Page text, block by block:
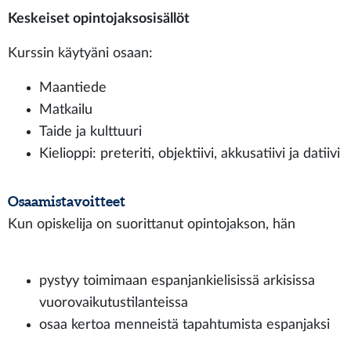
Keskeiset opintojaksosisällöt
Kurssin käytyäni osaan:
Maantiede
Matkailu
Taide ja kulttuuri
Kielioppi: preteriti, objektiivi, akkusatiivi ja datiivi
Osaamistavoitteet
Kun opiskelija on suorittanut opintojakson, hän
pystyy toimimaan espanjankielisissä arkisissa
vuorovaikutustilanteissa
osaa kertoa menneistä tapahtumista espanjaksi